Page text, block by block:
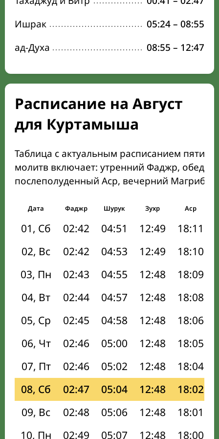
Ишрак
05:24– 08:55
ад-Духа
08:55 – 12:47
Расписание на Август
для Куртамыша
Таблица с актуальным расписанием пяти
молитв включает: утренний Фаджр,
послеполуденный Аср, вечерний Магриб
Дата Фаджр Шурук Зухр Аср
01, Сб 02:42 04:51 12:49 18:11
02, Вс
02:42 04:53 12:49 18:10
03, Пн
02:43 04:55 12:48 18:09
04, Вт
02:44 04:57 12:48 18:08
05, Ср
02:45 04:58 12:48 18:06
06, Чт
02:46 05:00 12:48 18:05
07, Пт
02:46 05:02 12:48 18:04
08, Сб
02:47 05:04 12:48 18:02
09, Вс
02:48 05:06 12:48 18:01
10, Пн
02:49 05:07 12:48 18:00